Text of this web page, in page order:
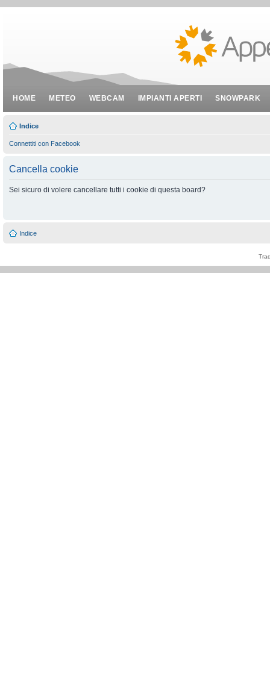
HOME METEO WEBCAM IMPIANTI APERTI SNOWPARK
Indice
Connettiti con Facebook
Cancella cookie
Sei sicuro di volere cancellare tutti i cookie di questa board?
Indice